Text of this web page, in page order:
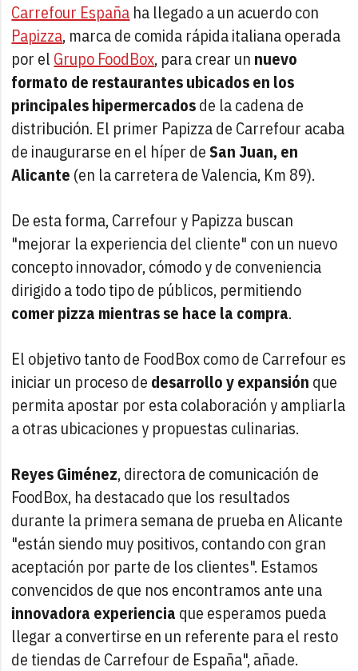
Carrefour España ha llegado a un acuerdo con
Papizza, marca de comida rápida italiana operada
por el Grupo FoodBox, para crear un nuevo
formato de restaurantes ubicados en los
principales hipermercadosde la cadena de
distribución. El primer Papizza de Carrefour acaba
de inaugurarse en el híper deSan Juan, en
Alicante (en la carretera de Valencia, Km 89).
De esta forma, Carrefour y Papizza buscan
"mejorar la experiencia del cliente" con un nuevo
concepto innovador, cómodo y de conveniencia
dirigido a todo tipo de públicos, permitiendo
comer pizza mientras se hace la compra.
El objetivo tanto de FoodBox como de Carrefour es
iniciar un proceso de desarrollo y expansión que
permita apostar por esta colaboración y ampliarla
a otras ubicaciones y propuestas culinarias.
Reyes Giménez, directora de comunicación de
FoodBox, ha destacado que los resultados
durante la primera semana de prueba en Alicante
"están siendo muy positivos, contando con gran
aceptación por parte de los clientes". Estamos
convencidos de que nos encontramos ante una
innovadora experiencia que esperamos pueda
llegar a convertirse en un referente para el resto
de tiendas de Carrefour de España", añade.